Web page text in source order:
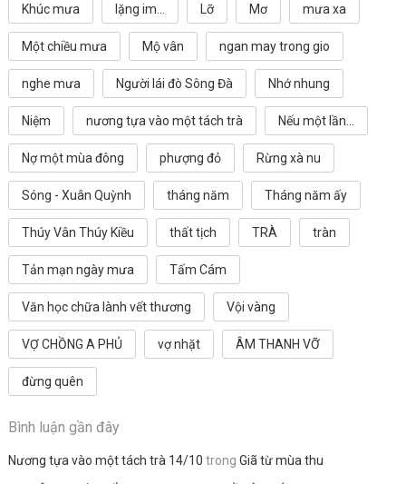
Khúc mưa lặng im... Lỡ Mơ mưa xa
Một chiều mưa Mộ vân ngan may trong gio
nghe mưa Người lái đò Sông Đà Nhớ nhung
Niệm nương tựa vào một tách trà Nếu một lần...
Nợ một mùa đông phượng đỏ Rừng xà nu
Sóng - Xuân Quỳnh tháng năm Tháng năm ấy
Thúy Vân Thúy Kiều thất tịch TRÀ tràn
Tản mạn ngày mưa Tấm Cám
Văn học chữa lành vết thương Vội vàng
VỢ CHỒNG A PHỦ vợ nhặt ÂM THANH VỠ
đừng quên
Bình luận gần đây
Nương tựa vào một tách trà 14/10 trong Giã từ mùa thu